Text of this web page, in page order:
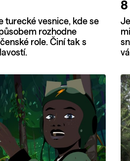
turecké vesnice, kde se
rozhodne
role. Činí tak s
8